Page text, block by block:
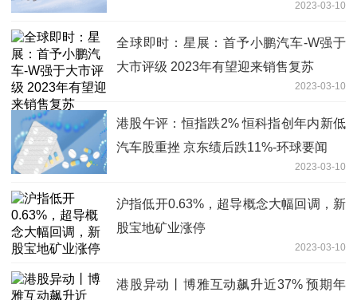
2023-03-10
全球即时：星展：首予小鹏汽车-W强于
大市评级 2023年有望迎来销售复苏
2023-03-10
港股午评：恒指跌2% 恒科指创年内新低
汽车股重挫 京东绩后跌11%-环球要闻
2023-03-10
沪指低开0.63%，超导概念大幅回调，新
股宝地矿业涨停
2023-03-10
港股异动丨博雅互动飙升近37% 预期年